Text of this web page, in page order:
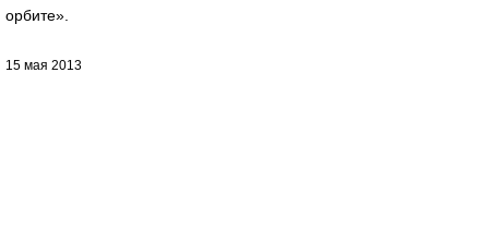
орбите».
15 мая 2013